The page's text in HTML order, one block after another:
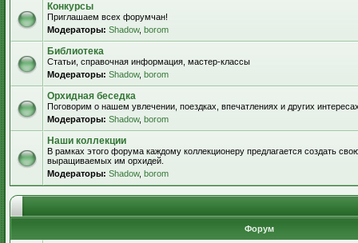
Конкурсы
Приглашаем всех форумчан!
Модераторы: Shadow, borom
Библиотека
Статьи, справочная информация, мастер-классы
Модераторы: Shadow, borom
Орхидная беседка
Поговорим о нашем увлечении, поездках, впечатлениях и других
Модераторы: Shadow, borom
Наши коллекции
В рамках этого форума каждому коллекционеру предлагается создать
выращиваемых им орхидей.
Модераторы: Shadow, borom
Форум